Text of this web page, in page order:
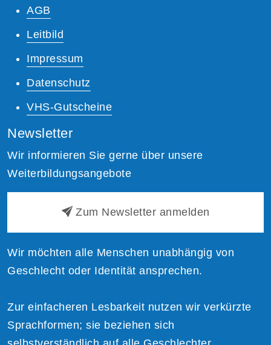
AGB
Leitbild
Impressum
Datenschutz
VHS-Gutscheine
Newsletter
Wir informieren Sie gerne über unsere
Weiterbildungsangebote
Zum Newsletter anmelden
Wir möchten alle Menschen unabhängig von
Geschlecht oder Identität ansprechen.
Zur einfacheren Lesbarkeit nutzen wir verkürzte
Sprachformen; sie beziehen sich